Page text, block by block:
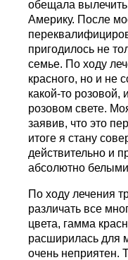
обещала
Америку. После
пригодилось не
семье. По ходу
красного, но и не
какой-то розовой,
розовом свете.
заявив, что это
итоге я стану
действительно и
абсолютно
По ходу лечения
различать все
цвета, гамма
расширилась для
очень неприятен.